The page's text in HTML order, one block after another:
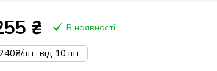
₴ В наявності
шт. від 10 шт.